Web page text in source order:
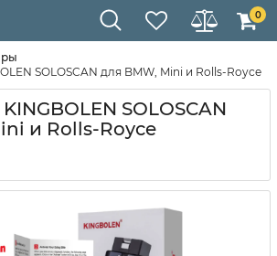
0
SOLOSCAN для BMW, Mini и Rolls-Royce
SOLOSCAN
и Rolls-Royce